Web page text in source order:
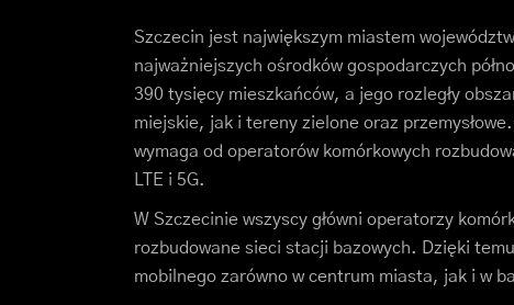
Szczecin jest największym miastem
najważniejszych ośrodków gospodarczych
390 tysięcy mieszkańców, a jego rozległy
miejskie, jak i tereny zielone oraz
wymaga od operatorów komórkowych
LTE i 5G.
W Szczecinie wszyscy główni operatorzy
rozbudowane sieci stacji bazowych. Dzięki
mobilnego zarówno w centrum miasta, jak i w